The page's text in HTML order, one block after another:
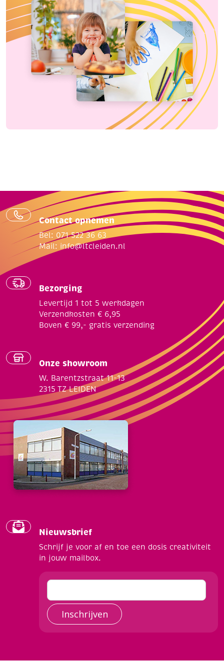
Contact opnemen
Bel: 071 522 36 63
Mail: info@ltcleiden.nl
Bezorging
Levertijd 1 tot 5 werkdagen
Verzendkosten € 6,95
Boven € 99,- gratis verzending
Onze showroom
W. Barentzstraat 11-13
2315 TZ LEIDEN
Nieuwsbrief
Schrijf je voor af en toe een dosis creativiteit
in jouw mailbox.
Inschrijven